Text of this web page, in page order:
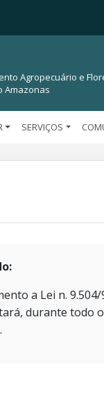
Agropecuário e
Amazonas
SERVIÇOS
a Lei n.
durante todo